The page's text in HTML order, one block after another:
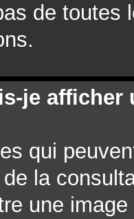
de toutes
je
qui
de la
une